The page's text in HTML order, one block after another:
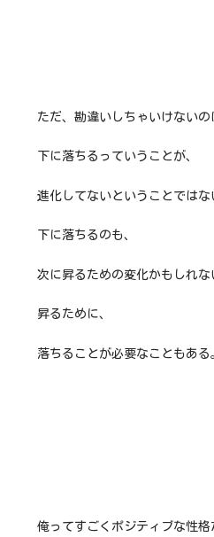
ただ、勘違いしちゃいけないの
下に落ちるっていうことが、
進化してないということではな
下に落ちるのも、
次に昇るための変化かもしれな
昇るために、
落ちることが必要なこともある
俺ってすごくポジティブな性格